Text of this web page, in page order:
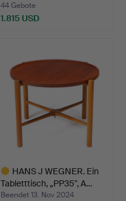
44 Gebote
1.815 USD
HANS J WEGNER. Ein
Tabletttisch, „PP35", A…
Beendet 13. Nov 2024